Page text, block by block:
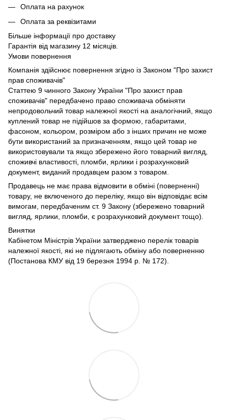
Оплата на рахунок
Оплата за реквізитами
Більше інформації про доставку
Гарантія від магазину 12 місяців.
Умови повернення
Компанія здійснює повернення згідно із Законом "Про захист
прав споживачів"
Статтею 9 чинного Закону України "Про захист прав
споживачів" передбачено право споживача обміняти
непродовольчий товар належної якості на аналогічний, якщо
куплений товар не підійшов за формою, габаритами,
фасоном, кольором, розміром або з інших причин не може
бути використаний за призначенням, якщо цей товар не
використовували та якщо збережено його товарний вигляд,
споживчі властивості, пломби, ярлики і розрахунковий
документ, виданий продавцем разом з товаром.
Продавець не має права відмовити в обміні (поверненні)
товару, не включеного до переліку, якщо він відповідає всім
вимогам, передбаченим ст. 9 Закону (збережено товарний
вигляд, ярлики, пломби, є розрахунковий документ тощо).
Винятки
Кабінетом Міністрів України затверджено перелік товарів
належної якості, які не підлягають обміну або поверненню
(Постанова КМУ від 19 березня 1994 р. № 172).